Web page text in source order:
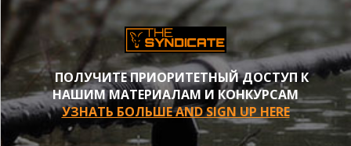
ПОЛУЧИТЕ ПРИОРИТЕТНЫЙ ДОСТУП К
НАШИМ МАТЕРИАЛАМ И КОНКУРСАМ
УЗНАТЬ БОЛЬШЕ AND SIGN UP HERE